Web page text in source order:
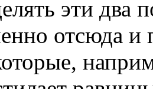
эти
отсюда и